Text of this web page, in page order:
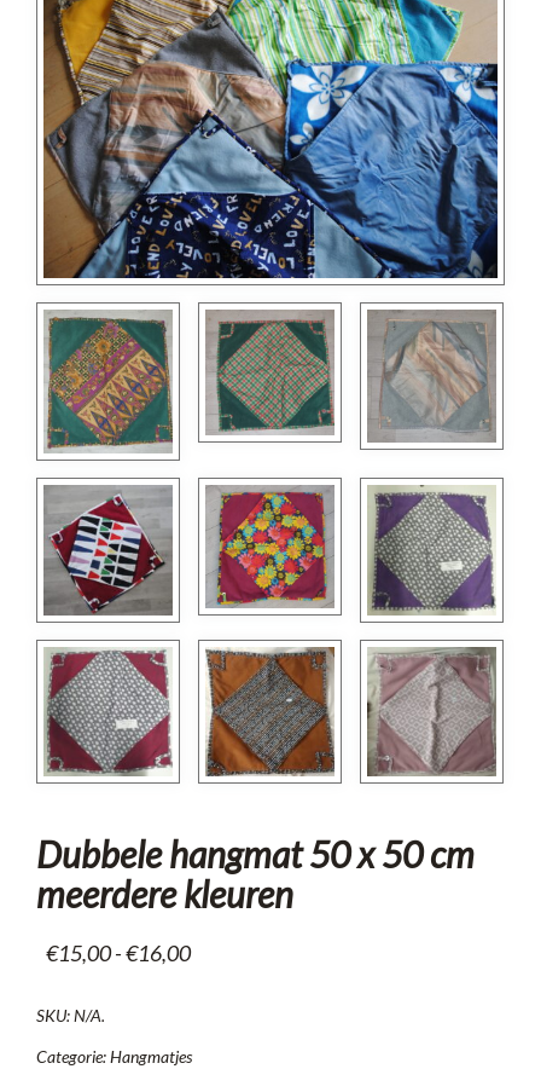
Dubbele hangmat 50 x 50 cm
meerdere kleuren
€15,00-€16,00Prijsklasse:
€16,00
SKU:N/A.
Categorie:Hangmatjes